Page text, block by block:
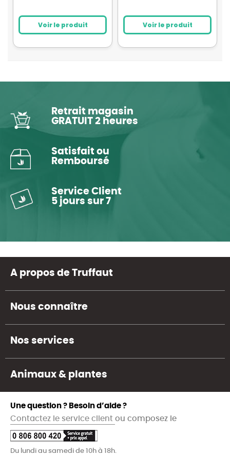
Voir le produit Voir le produit
Retrait magasin
GRATUIT 2 heures
Satisfait ou
Remboursé
Service Client
5 jours sur 7
A propos de Truffaut
Nous connaître
Nos services
Animaux & plantes
Une question ? Besoin d’aide ?
Contactez le service client ou composez le
Du lundi au samedi de 10h à 18h.